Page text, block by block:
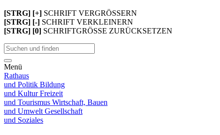
[STRG] [+] SCHRIFT VERGRÖSSERN
[STRG] [-] SCHRIFT VERKLEINERN
[STRG] [0] SCHRIFTGRÖSSE ZURÜCKSETZEN
Menü
Rathaus
und Politik Bildung
und KulturFreizeit
und Tourismus Wirtschaft, Bauen
und Umwelt Gesellschaft
und Soziales